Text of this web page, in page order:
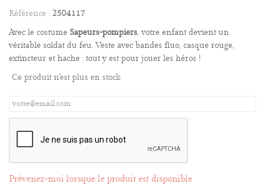
Référence : 2504117
Avec le costume Sapeurs-pompiers, votre enfant devient un
véritable soldat du feu. Veste avec bandes fluo, casque rouge,
extincteur et hache : tout y est pour jouer les héros !
Ce produit n'est plus en stock
Prévenez-moi lorsque le produit est disponible